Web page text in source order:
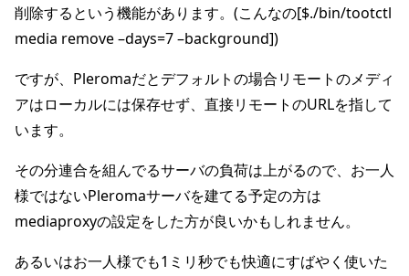
削除するという機能があります。(こんなの[$./bin/tootctl
media remove –days=7 –background])
ですが、Pleromaだとデフォルトの場合リモートのメディ
アはローカルには保存せず、直接リモートのURLを指して
います。
その分連合を組んでるサーバの負荷は上がるので、お一人
様ではないPleromaサーバを建てる予定の方は
mediaproxyの設定をした方が良いかもしれません。
あるいはお一人様でも1ミリ秒でも快適にすばやく使いた